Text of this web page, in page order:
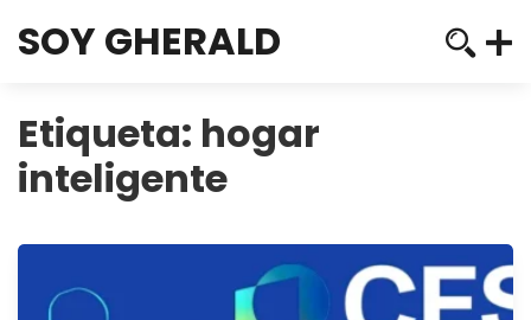
SOY GHERALD
Etiqueta: hogar
inteligente